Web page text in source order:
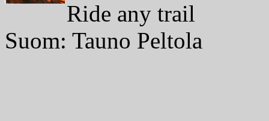
Ride any trail
Suom: Tauno Peltola